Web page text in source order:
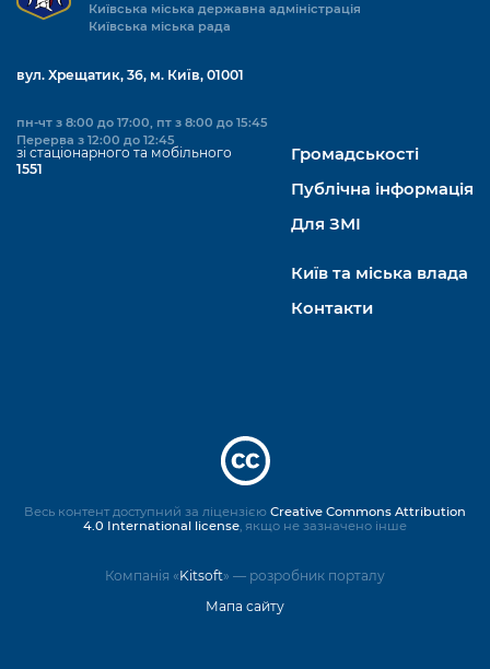
Київська міська державна адміністрація
Київська міська рада
вул. Хрещатик, 36, м. Київ, 01001
пн-чт з 8:00 до 17:00, пт з 8:00 до 15:45
Перерва з 12:00 до 12:45
зі стаціонарного та мобільного
1551
Громадськості
Публічна інформація
Для ЗМІ
Київ та міська влада
Контакти
Компанія «Kitsoft» — розробник порталу
Мапа сайту
Весь контент доступний за ліцензією Creative Commons Attribution
4.0 International license, якщо не зазначено інше